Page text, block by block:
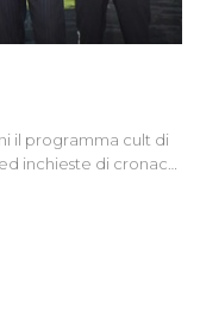
il programma cult di
inchieste di cronaca